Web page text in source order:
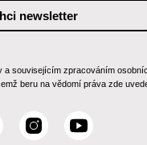
zpracováním
beru na vědomí práva zde
I
Y